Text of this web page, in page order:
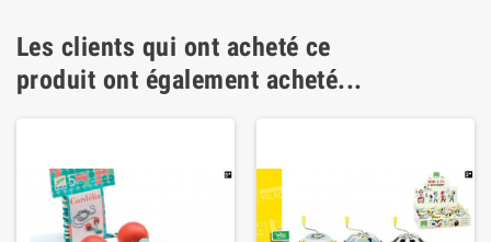
Les clients qui ont acheté ce
produit ont également acheté...